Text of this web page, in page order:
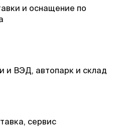
и оснащение по
и ВЭД, автопарк и склад
сервис